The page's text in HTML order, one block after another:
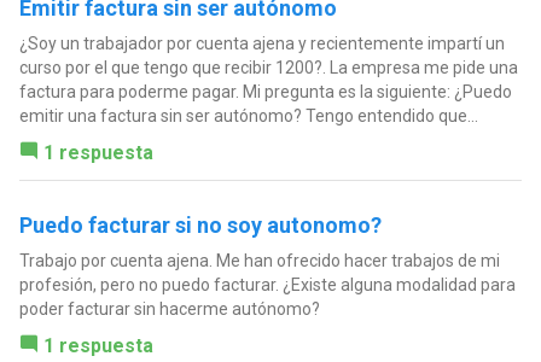
Emitir factura sin ser autónomo
¿Soy un trabajador por cuenta ajena y recientemente impartí un
curso por el que tengo que recibir 1200?. La empresa me pide una
factura para poderme pagar. Mi pregunta es la siguiente: ¿Puedo
emitir una factura sin ser autónomo? Tengo entendido que...
1 respuesta
Puedo facturar si no soy autonomo?
Trabajo por cuenta ajena. Me han ofrecido hacer trabajos de mi
profesión, pero no puedo facturar. ¿Existe alguna modalidad para
poder facturar sin hacerme autónomo?
1 respuesta